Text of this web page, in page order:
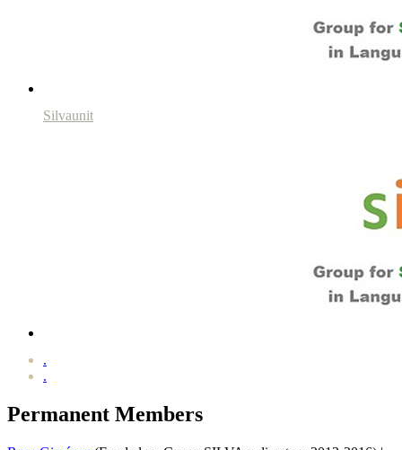
Silvaunit
.
.
Permanent Members